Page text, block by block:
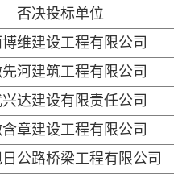
否决投标单位
博维建设工程有限公司
河建筑工程有限公司
达建设有限责任公司
章建设工程有限公司
公路桥梁工程有限公司